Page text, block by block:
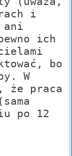
i
ani
ich
bo
W
że praca
po 12